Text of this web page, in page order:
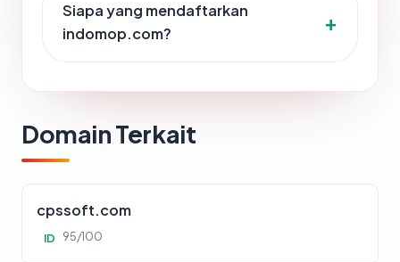
Siapa yang mendaftarkan
indomop.com?
Domain Terkait
cpssoft.com
ID 95/100